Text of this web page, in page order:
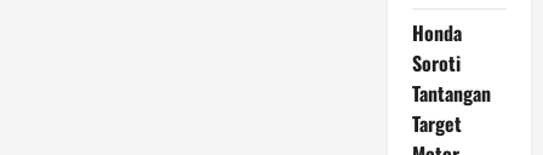
Honda
Soroti
Tantangan
Target